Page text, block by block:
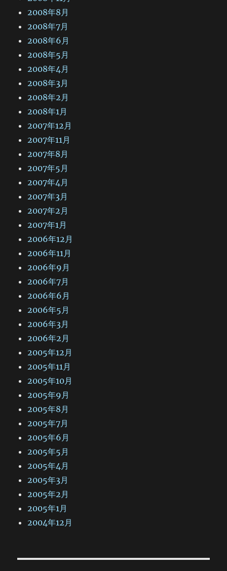
2008年8月
2008年7月
2008年6月
2008年5月
2008年4月
2008年3月
2008年2月
2008年1月
2007年12月
2007年11月
2007年8月
2007年5月
2007年4月
2007年3月
2007年2月
2007年1月
2006年12月
2006年11月
2006年9月
2006年7月
2006年6月
2006年5月
2006年3月
2006年2月
2005年12月
2005年11月
2005年10月
2005年9月
2005年8月
2005年7月
2005年6月
2005年5月
2005年4月
2005年3月
2005年2月
2005年1月
2004年12月